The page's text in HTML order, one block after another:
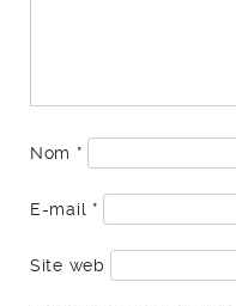
Nom *
E-mail *
Site web